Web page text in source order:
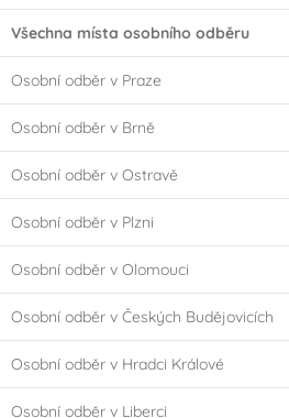
Všechna místa osobního odběru
Osobní odběr v Praze
Osobní odběr v Brně
Osobní odběr v Ostravě
Osobní odběr v Plzni
Osobní odběr v Olomouci
Osobní odběr v Českých Budějovicích
Osobní odběr v Hradci Králové
Osobní odběr v Liberci